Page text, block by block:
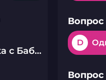
Упоротая наука с Бабаем Лютым
Вопрос
D
Вопрос